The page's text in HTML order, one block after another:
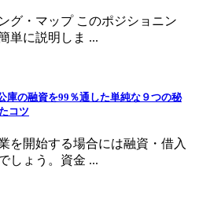
グ・マップ このポジショニン
単に説明しま ...
庫の融資を99％通した単純な９つの秘
コツ
を開始する場合には融資・借入
しょう。資金 ...